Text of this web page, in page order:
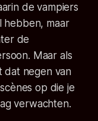
de vampiers
hebben, maar
de
Maar als
dat negen van
op die je
verwachten.